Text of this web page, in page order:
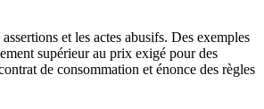
et les actes abusifs. Des exemples
supérieur au prix exigé pour des
de consommation et énonce des règles